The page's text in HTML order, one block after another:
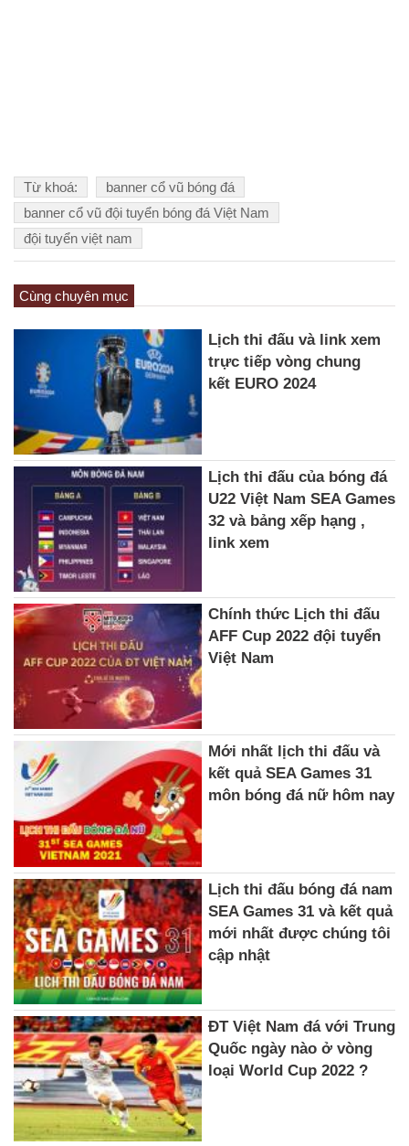
Từ khoá:
banner cổ vũ bóng đá
banner cổ vũ đội tuyển bóng đá Việt Nam
đội tuyển việt nam
Cùng chuyên mục
Lịch thi đấu và link xem
trực tiếp vòng chung
kết EURO 2024
Lịch thi đấu của bóng đá
U22 Việt Nam SEA Games
32 và bảng xếp hạng ,
link xem
Chính thức Lịch thi đấu
AFF Cup 2022 đội tuyển
Việt Nam
Mới nhất lịch thi đấu và
kết quả SEA Games 31
môn bóng đá nữ hôm nay
Lịch thi đấu bóng đá nam
SEA Games 31 và kết quả
mới nhất được chúng tôi
cập nhật
ĐT Việt Nam đá với Trung
Quốc ngày nào ở vòng
loại World Cup 2022 ?